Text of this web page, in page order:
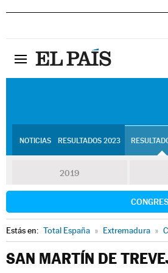
NOTICIAS RESULTADOS 2023
2019
Estás en: Total España » Extremadura »
SAN MARTÍN DE